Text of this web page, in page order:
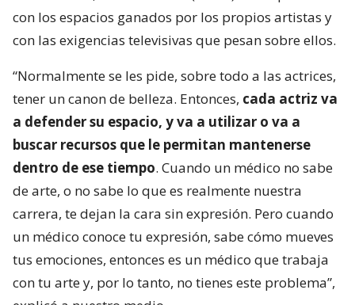
con los espacios ganados por los propios artistas y
con las exigencias televisivas que pesan sobre ellos.
“Normalmente se les pide, sobre todo a las actrices,
tener un canon de belleza. Entonces, cada actriz va
a defender su espacio, y va a utilizar o va a
buscar recursos que le permitan mantenerse
dentro de ese tiempo. Cuando un médico no sabe
de arte, o no sabe lo que es realmente nuestra
carrera, te dejan la cara sin expresión. Pero cuando
un médico conoce tu expresión, sabe cómo mueves
tus emociones, entonces es un médico que trabaja
con tu arte y, por lo tanto, no tienes este problema”,